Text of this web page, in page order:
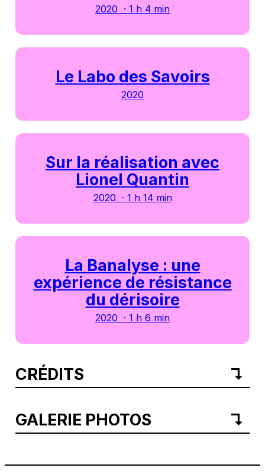
2020 · 1 h 4 min
Le Labo des Savoirs
2020
Sur la réalisation avec
Lionel Quantin
2020 · 1 h 14 min
La Banalyse : une
expérience de résistance
du dérisoire
2020 · 1 h 6 min
CRÉDITS
GALERIE PHOTOS